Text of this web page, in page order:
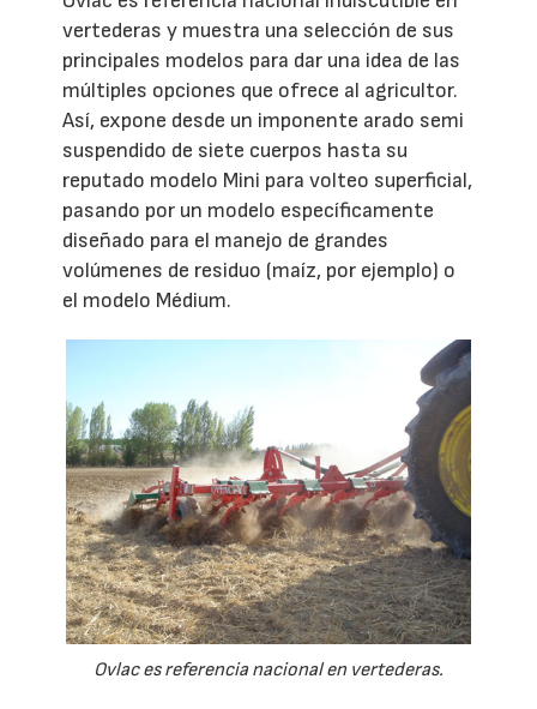
vertederas y muestra una selección de sus
principales modelos para dar una idea de las
múltiples opciones que ofrece al agricultor.
Así, expone desde un imponente arado semi
suspendido de siete cuerpos hasta su
reputado modelo Mini para volteo superficial,
pasando por un modelo específicamente
diseñado para el manejo de grandes
volúmenes de residuo (maíz, por ejemplo) o
el modelo Médium.
Ovlac es referencia nacional en vertederas.